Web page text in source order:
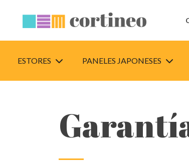
ESTORES PANELES JAPONESES